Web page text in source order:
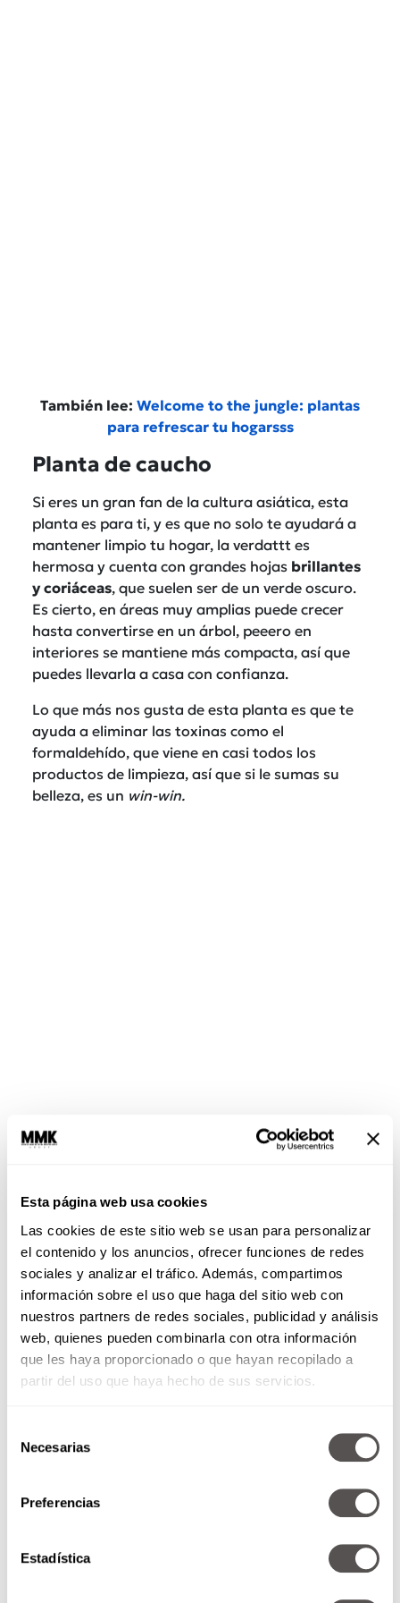
Esta página web usa cookies
Las cookies de este sitio web se usan para personalizar
el contenido y los anuncios, ofrecer funciones de redes
sociales y analizar el tráfico. Además, compartimos
información sobre el uso que haga del sitio web con
nuestros partners de redes sociales, publicidad y análisis
web, quienes pueden combinarla con otra información
que les haya proporcionado o que hayan recopilado a
partir del uso que haya hecho de sus servicios.
Necesarias
Preferencias
Estadística
También lee: Welcome to the jungle: plantas
para refrescar tu hogarsss
Planta de caucho
Si eres un gran fan de la cultura asiática, esta
planta es para ti, y es que no solo te ayudará a
mantener limpio tu hogar, la verdattt es
hermosa y cuenta con grandes hojas brillantes
y coriáceas, que suelen ser de un verde oscuro.
Es cierto, en áreas muy amplias puede crecer
hasta convertirse en un árbol, peeero en
interiores se mantiene más compacta, así que
puedes llevarla a casa con confianza.
Lo que más nos gusta de esta planta es que te
ayuda a eliminar las toxinas como el
formaldehído, que viene en casi todos los
productos de limpieza, así que si le sumas su
belleza, es un win-win.